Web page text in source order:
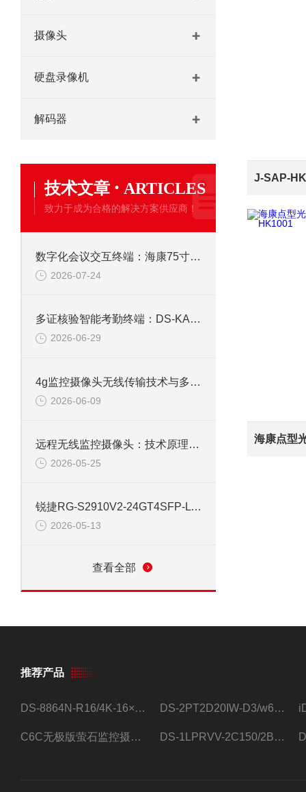
摄像头
硬盘录像机
解码器
技术文章 · ARTICLES
致力于成为合格的解决方案供应商！
数字化会议交互终端：海康75寸4K触摸会议一体机
2026-07-24
多证核验智能考勤终端：DS-KAB673-IBQR人脸识别打卡考勤机
2026-06-29
4g监控摄像头无线传输技术与多场景应用研究
2026-06-09
远程无线监控摄像头：技术原理、应用与选型全解析
2026-05-25
锐捷RG-S2910V2-24GT4SFP-L 24口网管千兆交换机
2026-05-13
查看全部
推荐产品
DS-8864N-R16/4K-16×4T/希捷16盘位录像机 DS-2PT2D20IW-D3/w64路高清硬盘录像机
C6C无极版萤石监控摄像头 DS-1LPRVV-2C150/2B监控室外夜视高清电源线护套线200米/卷